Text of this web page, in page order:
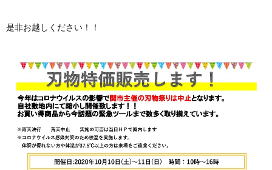
是非お越しください！！